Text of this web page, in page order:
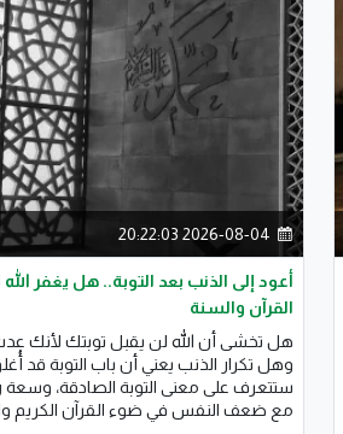
2026-08-04 20:22:03
أعود إلى الذنب بعد التوبة.. هل يغفر
القرآن والسنة
هل تخشى أن الله لن يقبل توبتك لأنك
وهل تكرار الذنب يعني أن باب التوبة قد
ستتعرف على معنى التوبة الصادقة، وسعة
مع ضعف النفس في ضوء القرآن الكريم